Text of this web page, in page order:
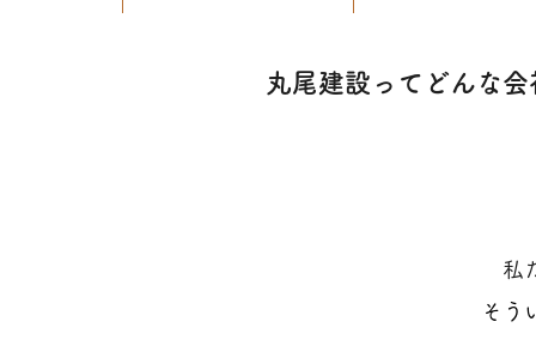
丸尾建設ってどんな会
私
そう